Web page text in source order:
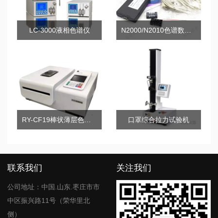
LC-3000液相色谱仪
RY-CF19棒状薄层色谱仪 口罩综合拉力试验机
联系我们
公司地址：中国.山东.枣庄市市
中区振兴路11号（荣华里北
侧）
关注我们